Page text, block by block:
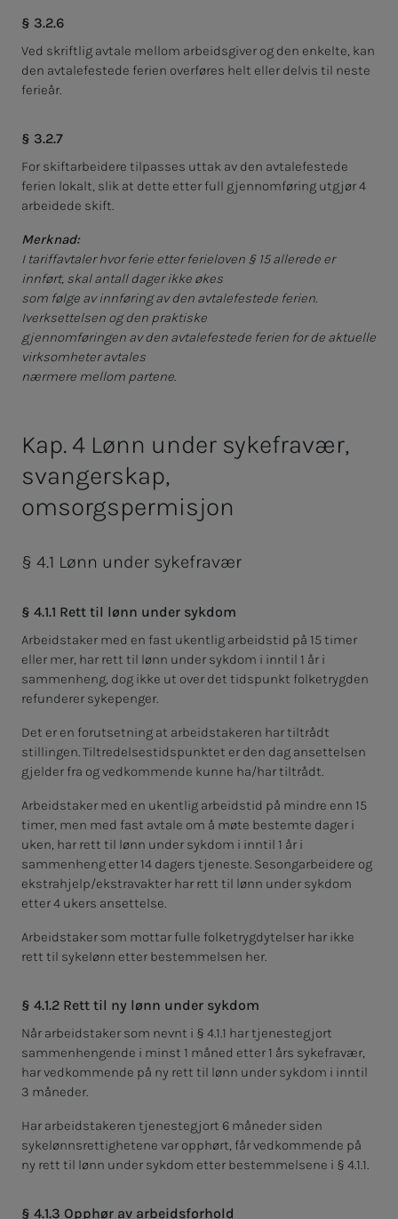
§ 3.2.6
Ved skriftlig avtale mellom arbeidsgiver og den enkelte, kan
den avtalefestede ferien overføres helt eller delvis til neste
ferieår.
§ 3.2.7
For skiftarbeidere tilpasses uttak av den avtalefestede
ferien lokalt, slik at dette etter full gjennomføring utgjør 4
arbeidede skift.
Merknad:
I tariffavtaler hvor ferie etter ferieloven § 15 allerede er
innført, skal antall dager ikke økes
som følge av innføring av den avtalefestede ferien.
Iverksettelsen og den praktiske
gjennomføringen av den avtalefestede ferien for de aktuelle
virksomheter avtales
nærmere mellom partene.
Kap. 4 Lønn under sykefravær,
svangerskap,
omsorgspermisjon
§ 4.1 Lønn under sykefravær
§ 4.1.1 Rett til lønn under sykdom
Arbeidstaker med en fast ukentlig arbeidstid på 15 timer
eller mer, har rett til lønn under sykdom i inntil 1 år i
sammenheng, dog ikke ut over det tidspunkt folketrygden
refunderer sykepenger.
Det er en forutsetning at arbeidstakeren har tiltrådt
stillingen. Tiltredelsestidspunktet er den dag ansettelsen
gjelder fra og vedkommende kunne ha/har tiltrådt.
Arbeidstaker med en ukentlig arbeidstid på mindre enn 15
timer, men med fast avtale om å møte bestemte dager i
uken, har rett til lønn under sykdom i inntil 1 år i
sammenheng etter 14 dagers tjeneste. Sesongarbeidere og
ekstrahjelp/ekstravakter har rett til lønn under sykdom
etter 4 ukers ansettelse.
Arbeidstaker som mottar fulle folketrygdytelser har ikke
rett til sykelønn etter bestemmelsen her.
§ 4.1.2 Rett til ny lønn under sykdom
Når arbeidstaker som nevnt i § 4.1.1 har tjenestegjort
sammenhengende i minst 1 måned etter 1 års sykefravær,
har vedkommende på ny rett til lønn under sykdom i inntil
3 måneder.
Har arbeidstakeren tjenestegjort 6 måneder siden
sykelønnsrettighetene var opphørt, får vedkommende på
ny rett til lønn under sykdom etter bestemmelsene i § 4.1.1.
§ 4.1.3 Opphør av arbeidsforhold